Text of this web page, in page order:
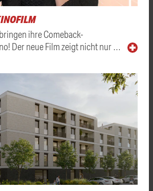
ihre Comeback-
Der neue Film zeigt nicht nur …